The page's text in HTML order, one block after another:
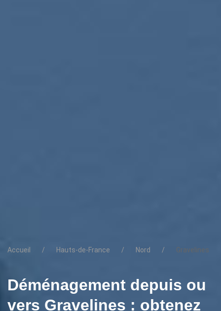
Accueil Hauts-de-France Nord Gravelines
Déménagement depuis ou
vers Gravelines : obtenez